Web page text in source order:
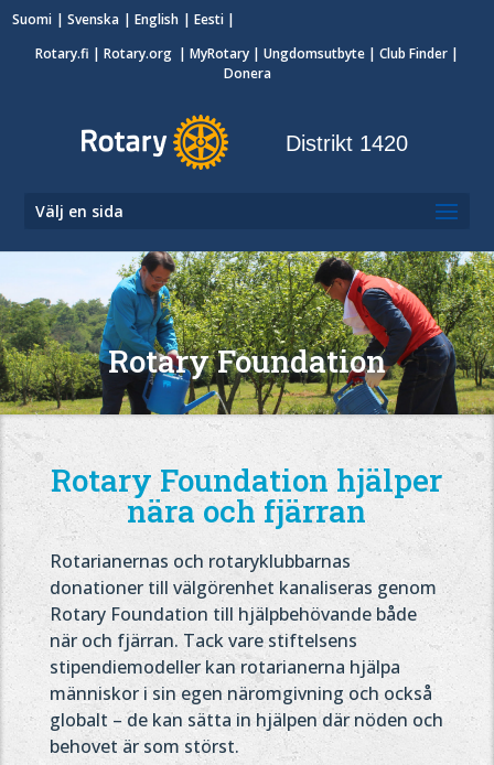
Suomi Svenska English
Eesti
Rotary.fi | Rotary.org | MyRotary | Ungdomsutbyte | Club Finder |
Donera
Distrikt 1420
Välj en sida
Rotary Foundation
Rotary Foundation hjälper
nära och fjärran
Rotarianernas och rotaryklubbarnas
donationer till välgörenhet kanaliseras genom
Rotary Foundation till hjälpbehövande både
när och fjärran. Tack vare stiftelsens
stipendiemodeller kan rotarianerna hjälpa
människor i sin egen näromgivning och också
globalt – de kan sätta in hjälpen där nöden och
behovet är som störst.